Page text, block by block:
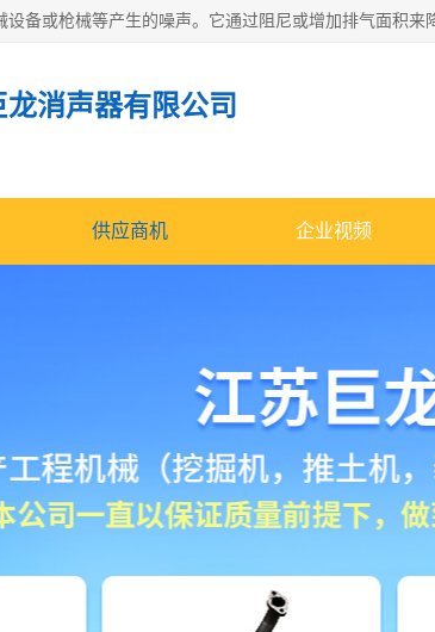
龙消声器有限公司
供应商机 企业视频